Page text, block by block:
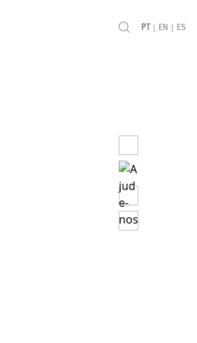
PT | EN | ES